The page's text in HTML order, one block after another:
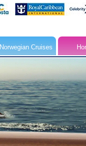
Norwegian Cruises